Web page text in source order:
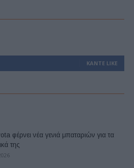
ΚΆΝΤΕ LIKE
φέρνει νέα γενιά μπαταριών για τα
της